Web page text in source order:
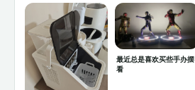
最近总是喜欢买些手办摆
看